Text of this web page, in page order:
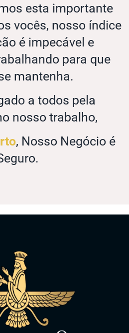
esta importante
vocês, nosso índice
é impecável e
para que
mantenha.
a todos pela
nosso trabalho,
, Nosso Negócio é